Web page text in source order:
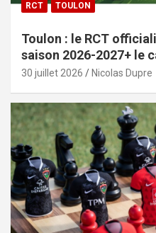
RCT TOULON
Toulon : le RCT
saison 2026-2027+ le
30 juillet 2026 Nicolas Dupre